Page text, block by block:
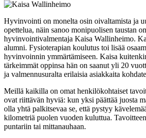
Hyvinvointi on monelta osin oivaltamista ja
opettelua, näin sanoo monipuolisen taustan
hyvinvointivalmentaja Kaisa Wallinheimo.
alumni. Fysioterapian koulutus toi lisää
hyvinvoinnin ymmärtämiseen. Kaisa
tärkeimmät oppinsa hän on saanut yli 20
ja valmennusuralta erilaisia asiakkaita
Meillä kaikilla on omat henkilökohtaiset
ovat riittävän hyviä: kun yksi päättää juosta
olla yhtä palkitsevaa se, että pystyy
kilometriä puolen vuoden kuluttua.
puntariin tai mittanauhaan.